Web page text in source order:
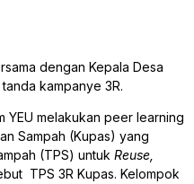
dengan Kepala Desa
kampanye 3R.
YEU melakukan peer learning
Sampah (Kupas) yang
(TPS) untuk Reuse,
TPS 3R Kupas. Kelompok